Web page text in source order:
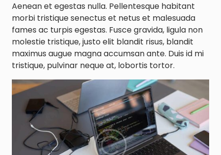
Aenean et egestas nulla. Pellentesque habitant
morbi tristique senectus et netus et malesuada
fames ac turpis egestas. Fusce gravida, ligula non
molestie tristique, justo elit blandit risus, blandit
maximus augue magna accumsan ante. Duis id mi
tristique, pulvinar neque at, lobortis tortor.